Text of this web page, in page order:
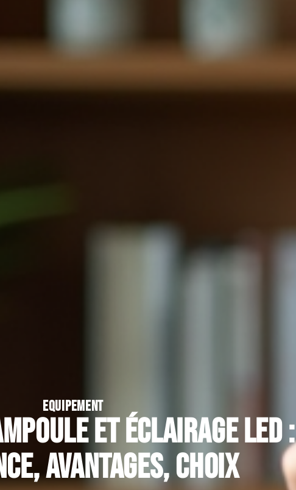
EQUIPEMENT
et éclairage LED :
avantages, choix